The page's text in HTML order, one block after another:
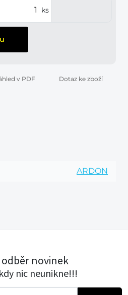
ks
v PDF Dotaz ke zboží
ARDON
novinek
nic neunikne!!!